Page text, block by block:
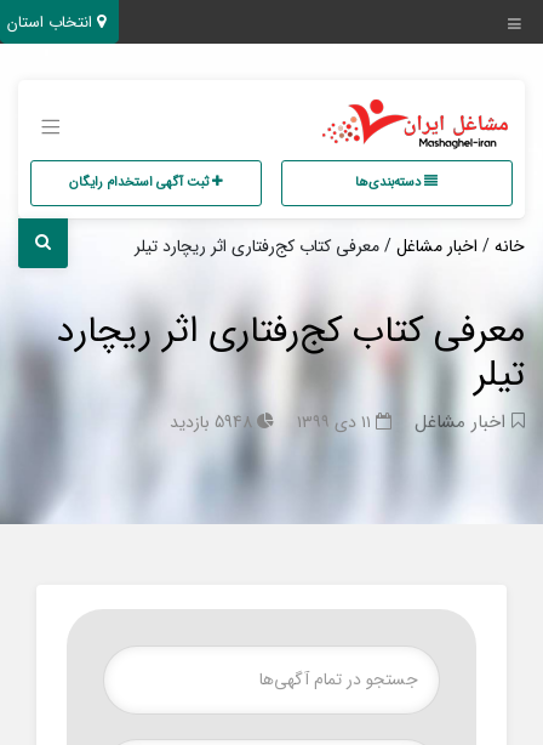
دسته‌بندی‌ها ثبت آگهی استخدام رایگان
خانه/ اخبار مشاغل/ معرفی کتاب کج‌رفتاری اثر ریچارد تیلر
معرفی کتاب کج‌رفتاری اثر ریچارد
تیلر
اخبار مشاغل